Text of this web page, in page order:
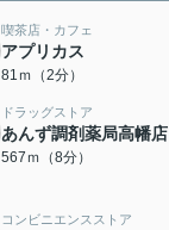
喫茶店・カフェ
アプリカス
81ｍ（2分）
ドラッグストア
あんず調剤薬局高幡店
567ｍ（8分）
コンビニエンスストア